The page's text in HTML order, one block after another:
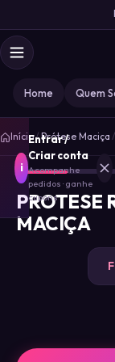
Home Quem
i
Entrar /
Criar conta
Acompanhe
pedidos · ganhe
cupons
DESIRE
Início/Prótese Maciça /
1
PROTESE
MACIÇA